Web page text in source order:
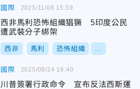
國際
西非馬利恐怖組織猖獗 5印度公民
遭武裝分子綁架
西非 馬利 恐怖組織
2025/11/08 15:59
國際
川普簽署行政命令 宣布反法西斯運
2025/09/24 16:40